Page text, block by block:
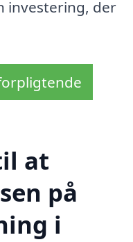
investering, der
at
på
i